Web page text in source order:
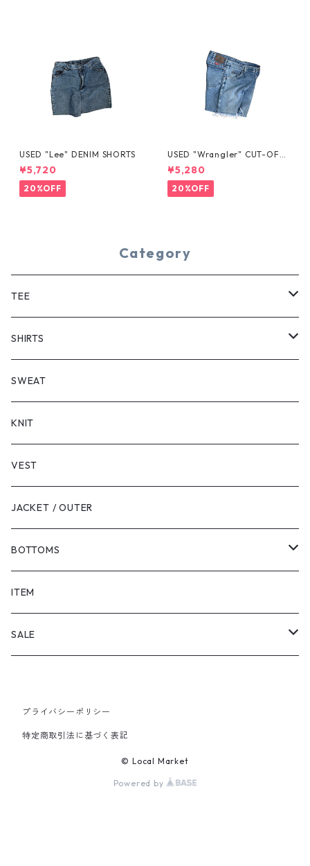
USED "Lee" DENIM SHORTS
¥5,720
20%OFF
USED "Wrangler" CUT-OFF
DENIM SHORTS
¥5,280
20%OFF
Category
TEE
SHORT SLEEVE
LONG SLEEVE
SHIRTS
SHORT SLEEVE
LONG SLEEVE
SWEAT
KNIT
VEST
JACKET / OUTER
BOTTOMS
SHORTS
PANTS
ITEM
SALE
PANTS
プライバシーポリシー
特定商取引法に基づく表記
© Local Market
Powered by